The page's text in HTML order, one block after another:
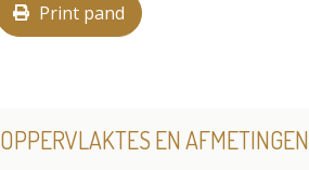
Print pand
OPPERVLAKTES EN AFMETINGEN